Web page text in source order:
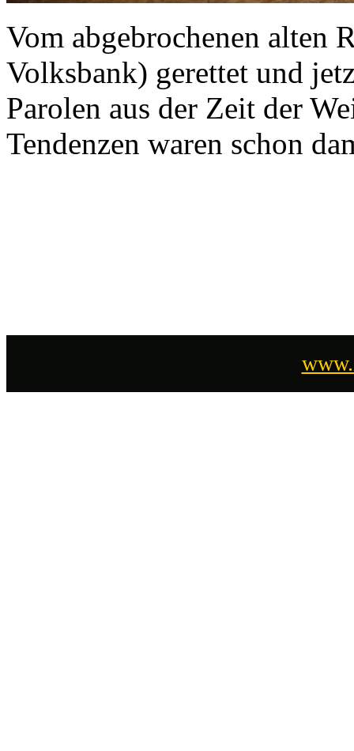
Vom abgebrochenen alten
Volksbank) gerettet und
Parolen aus der Zeit der
Tendenzen waren schon